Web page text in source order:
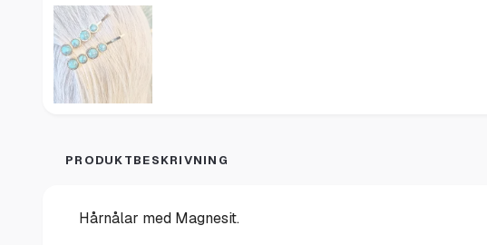
PRODUKTBESKRIVNING
Hårnålar med Magnesit.